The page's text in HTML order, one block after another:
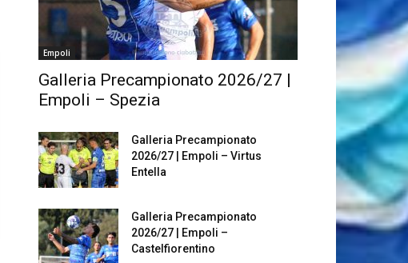
Empoli
Galleria Precampionato 2026/27 |
Empoli – Spezia
Galleria Precampionato
2026/27 | Empoli – Virtus
Entella
Galleria Precampionato
2026/27 | Empoli –
Castelfiorentino